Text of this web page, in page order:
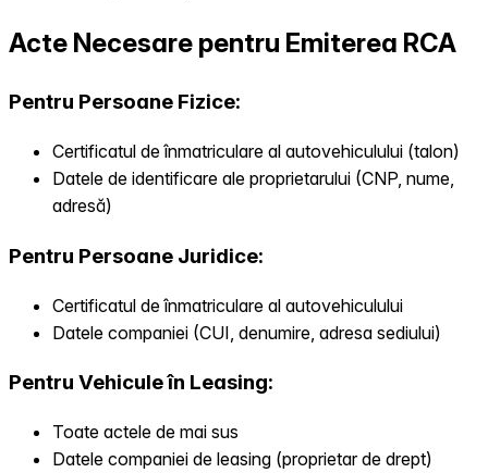
Acte Necesare pentru Emiterea RCA
Pentru Persoane Fizice:
Certificatul de înmatriculare al autovehiculului (talon)
Datele de identificare ale proprietarului (CNP, nume,
adresă)
Pentru Persoane Juridice:
Certificatul de înmatriculare al autovehiculului
Datele companiei (CUI, denumire, adresa sediului)
Pentru Vehicule în Leasing:
Toate actele de mai sus
Datele companiei de leasing (proprietar de drept)